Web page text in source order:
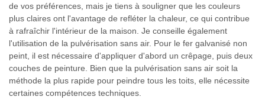
de vos préférences, mais je tiens à souligner que les couleurs
plus claires ont l'avantage de refléter la chaleur, ce qui contribue
à rafraîchir l'intérieur de la maison. Je conseille également
l'utilisation de la pulvérisation sans air. Pour le fer galvanisé non
peint, il est nécessaire d'appliquer d'abord un crêpage, puis deux
couches de peinture. Bien que la pulvérisation sans air soit la
méthode la plus rapide pour peindre tous les toits, elle nécessite
certaines compétences techniques.